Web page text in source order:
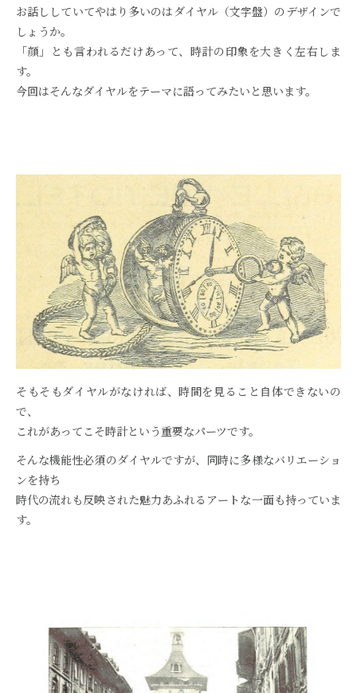
お話ししていてやはり多いのはダイヤル（文字盤）のデザインで
しょうか。
「顔」とも言われるだけあって、時計の印象を大きく左右しま
す。
今回はそんなダイヤルをテーマに語ってみたいと思います。
そもそもダイヤルがなければ、時間を見ること自体できないの
で、
これがあってこそ時計という重要なパーツです。
そんな機能性必須のダイヤルですが、同時に多様なバリエーショ
ンを持ち
時代の流れも反映された魅力あふれるアートな一面も持っていま
す。